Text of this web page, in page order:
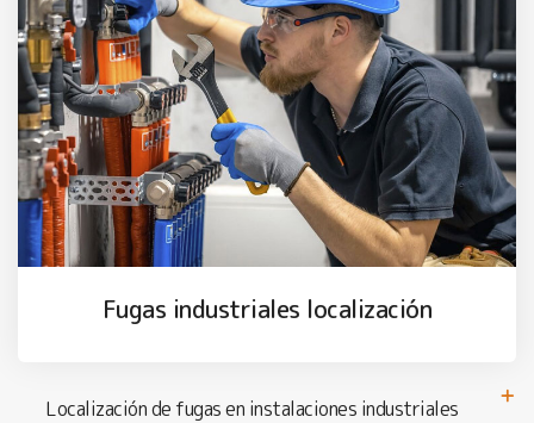
Fugas industriales localización
Localización de fugas en instalaciones industriales